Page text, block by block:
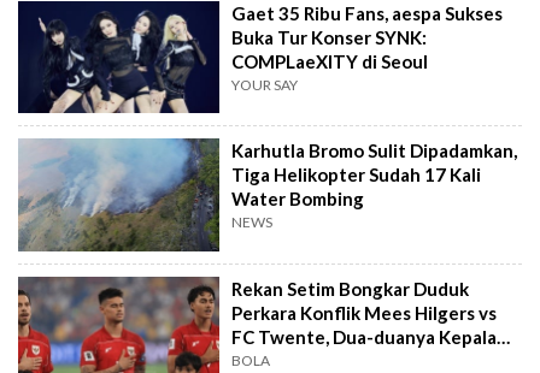
Gaet 35 Ribu Fans, aespa Sukses
Buka Tur Konser SYNK:
COMPLaeXITY di Seoul
YOUR SAY
Karhutla Bromo Sulit Dipadamkan,
Tiga Helikopter Sudah 17 Kali
Water Bombing
NEWS
Rekan Setim Bongkar Duduk
Perkara Konflik Mees Hilgers vs
FC Twente, Dua-duanya Kepala
Batu
BOLA